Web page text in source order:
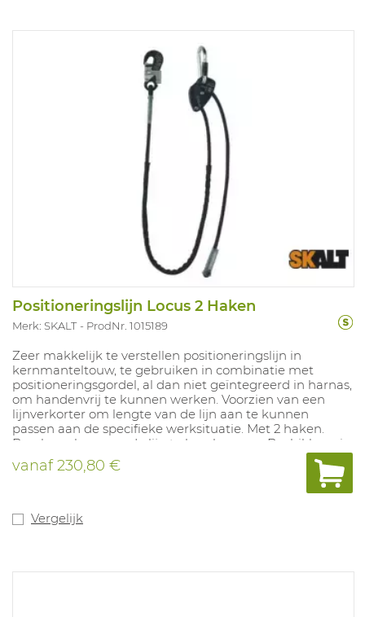
Positioneringslijn Locus 2 Haken
Merk: SKALT ProdNr. 1015189
Zeer makkelijk te verstellen positioneringslijn in
kernmanteltouw, te gebruiken in combinatie met
positioneringsgordel, al dan niet geïntegreerd in harnas,
om handenvrij te kunnen werken. Voorzien van een
lijnverkorter om lengte van de lijn aan te kunnen
passen aan de specifieke werksituatie. Met 2 haken.
Beschermkous om de lijn te beschermen. Bechikbaar in
lengte: 2, 10 of 20 meter.
vanaf230,80 €
Vergelijk